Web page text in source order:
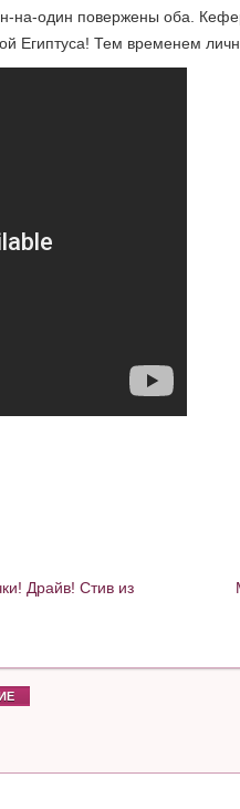
на-один повержены оба.
Тем временем
Драйв! Стив из